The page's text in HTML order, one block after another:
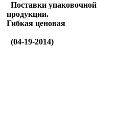
Поставки упаковочной
продукции.
Гибкая ценовая
(04-19-2014)